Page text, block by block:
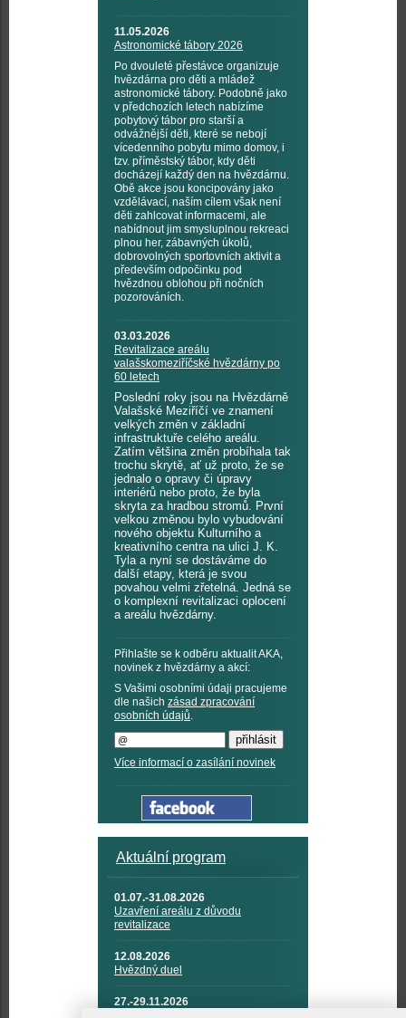
11.05.2026
Astronomické tábory 2026
Po dvouleté přestávce organizuje
hvězdárna pro děti a mládež
astronomické tábory. Podobně jako
v předchozích letech nabízíme
pobytový tábor pro starší a
odvážnější děti, které se nebojí
vícedenního pobytu mimo domov, i
tzv. příměstský tábor, kdy děti
docházejí každý den na hvězdárnu.
Obě akce jsou koncipovány jako
vzdělávací, naším cílem však není
děti zahlcovat informacemi, ale
nabídnout jim smysluplnou rekreaci
plnou her, zábavných úkolů,
dobrovolných sportovních aktivit a
především odpočinku pod
hvězdnou oblohou při nočních
pozorováních.
03.03.2026
Revitalizace areálu
valašskomeziříčské hvězdárny po
60 letech
Poslední roky jsou na Hvězdárně
Valašské Meziříčí ve znamení
velkých změn v základní
infrastruktuře celého areálu.
Zatím většina změn probíhala tak
trochu skrytě, ať už proto, že se
jednalo o opravy či úpravy
interiérů nebo proto, že byla
skryta za hradbou stromů. První
velkou změnou bylo vybudování
nového objektu Kulturního a
kreativního centra na ulici J. K.
Tyla a nyní se dostáváme do
další etapy, která je svou
povahou velmi zřetelná. Jedná se
o komplexní revitalizaci oplocení
a areálu hvězdárny.
Přihlašte se k odběru aktualit AKA,
novinek z hvězdárny a akcí:
S Vašimi osobními údaji pracujeme
dle našich zásad zpracování
osobních údajů.
Více informací o zasílání novinek
Aktuální program
01.07.-31.08.2026
Uzavření areálu z důvodu
revitalizace
12.08.2026
Hvězdný duel
27.-29.11.2026